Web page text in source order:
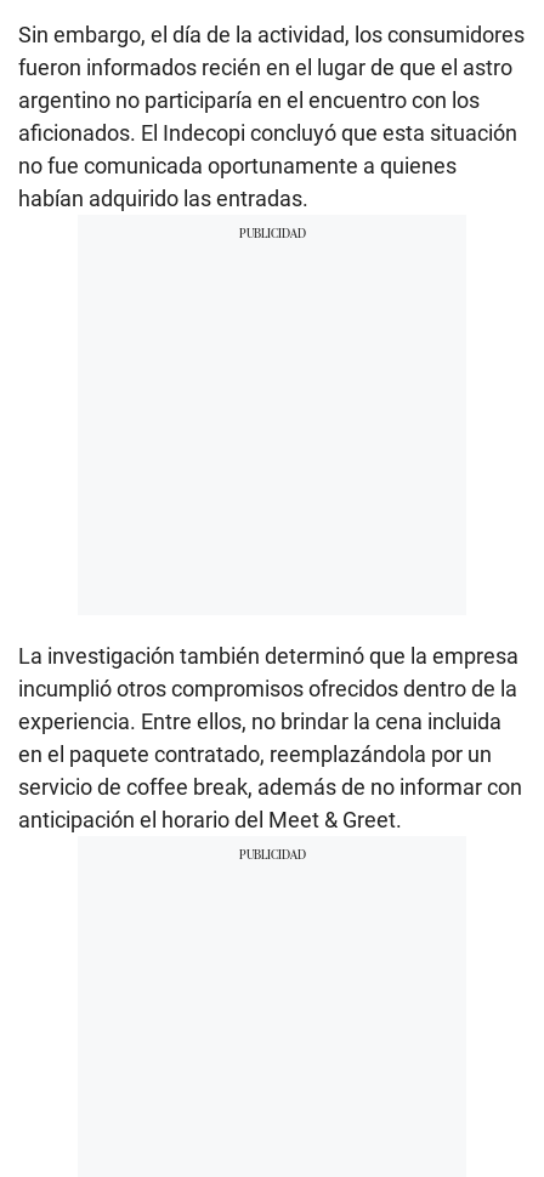
Sin embargo, el día de la actividad, los consumidores
fueron informados recién en el lugar de que el astro
argentino no participaría en el encuentro con los
aficionados. El Indecopi concluyó que esta situación
no fue comunicada oportunamente a quienes
habían adquirido las entradas.
La investigación también determinó que la empresa
incumplió otros compromisos ofrecidos dentro de la
experiencia. Entre ellos, no brindar la cena incluida
en el paquete contratado, reemplazándola por un
servicio de coffee break, además de no informar con
anticipación el horario del Meet & Greet.